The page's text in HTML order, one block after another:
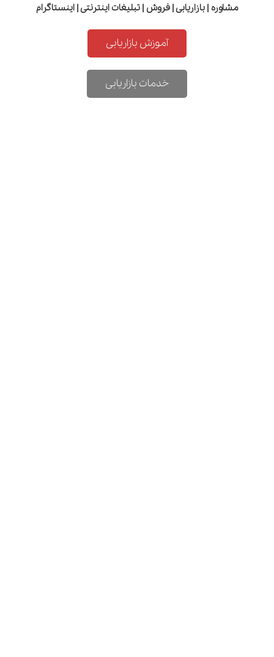
مشاوره | بازاریابی | فروش | تبلیغات اینترنتی | اینستاگرام
آموزش بازاریابی
خدمات بازاریابی